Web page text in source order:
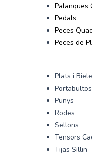
Palanques
Pedals
Peces
Peces de
Plats i
Punys
Rodes
Sellons
Tensors
Tijas Sillin